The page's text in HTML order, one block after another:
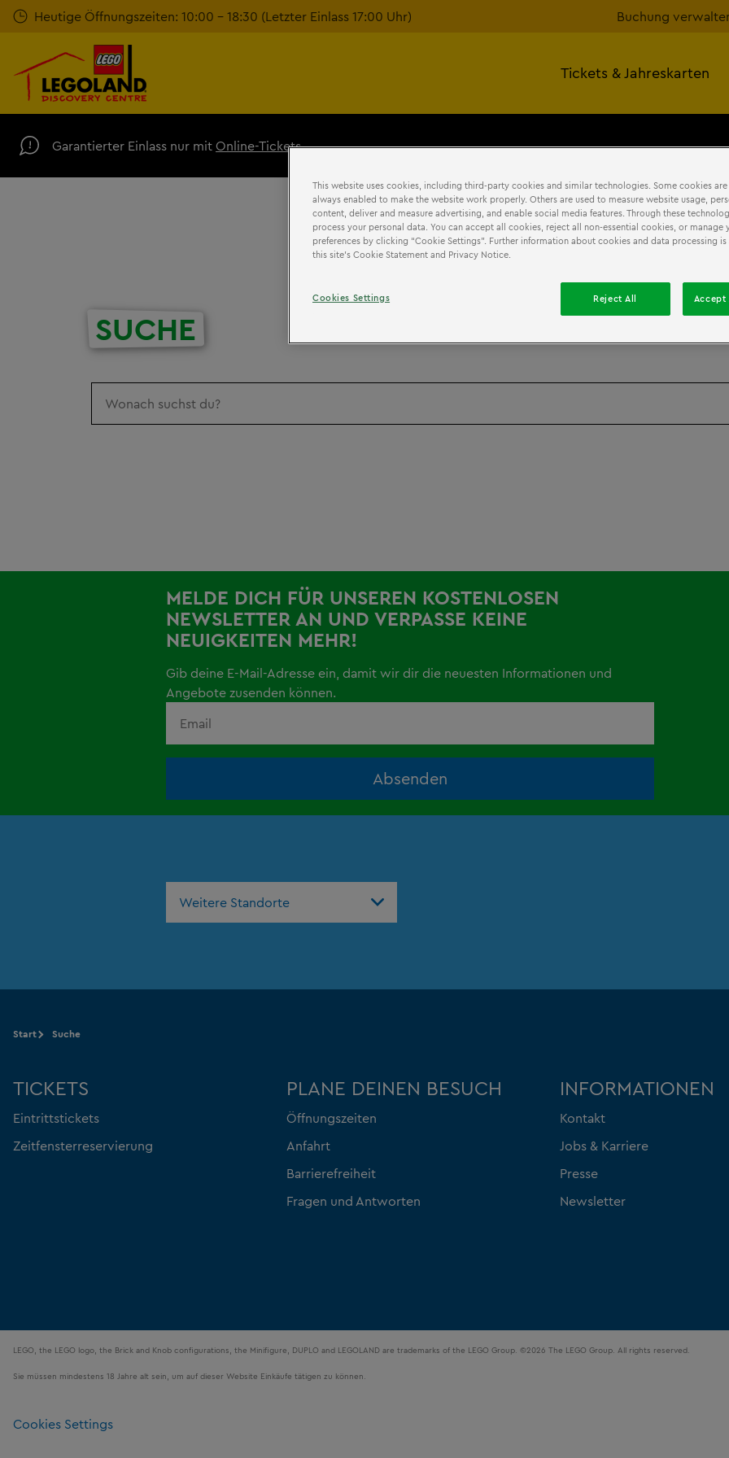
Zum Heutige Öffnungszeiten: 10:00 - 18:30 (Letzter Einlass 17:00 Uhr) Buchung
Tickets & Jahreskarten
Garantierter Einlass nur mit Online-Tickets
SUCHE
MELDE DICH FÜR UNSEREN KOSTENLOSEN
NEWSLETTER AN UND VERPASSE KEINE
NEUIGKEITEN MEHR!
Gib deine E-Mail-Adresse ein, damit wir dir die neuesten Informationen und
Angebote zusenden können.
Absenden
Weitere Standorte
Start Suche
TICKETS
Eintrittstickets
Zeitfensterreservierung
PLANE DEINEN BESUCH
Öffnungszeiten
Anfahrt
Barrierefreiheit
Fragen und Antworten
INFORMATIONEN
Kontakt
Jobs & Karriere
Presse
Newsletter
LEGO, the LEGO logo, the Brick and Knob configurations, the Minifigure, DUPLO and LEGOLAND are trademarks of the LEGO Group. ©2026 The LEGO Group. All rights reserved.
Sie müssen mindestens 18 Jahre alt sein, um auf dieser Website Einkäufe tätigen zu können.
Cookies Settings
This website uses cookies, including third-party cookies and similar technologies. Some cookies are
always enabled to make the website work properly. Others are used to measure website usage,
content, deliver and measure advertising, and enable social media features. Through these
process your personal data. You can accept all cookies, reject all non-essential cookies, or manage
preferences by clicking “Cookie Settings”. Further information about cookies and data processing
this site’s Cookie Statement and Privacy Notice.
Reject All Accept
Cookies Settings